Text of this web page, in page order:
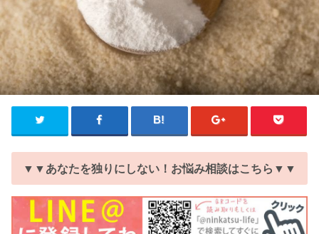
▼▼あなたを独りにしない！お悩み相談はこちら▼▼